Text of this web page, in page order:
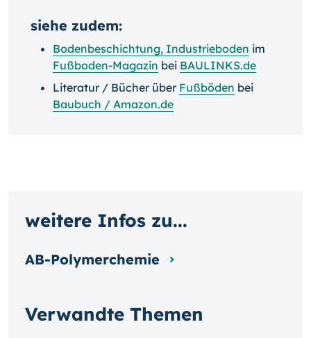
siehe zudem:
Bodenbeschichtung, Industrieboden im
Fußboden-Magazin bei BAULINKS.de
Literatur / Bücher über Fußböden bei
Baubuch / Amazon.de
Verwandte Themen
weitere Infos zu...
AB-Polymerchemie